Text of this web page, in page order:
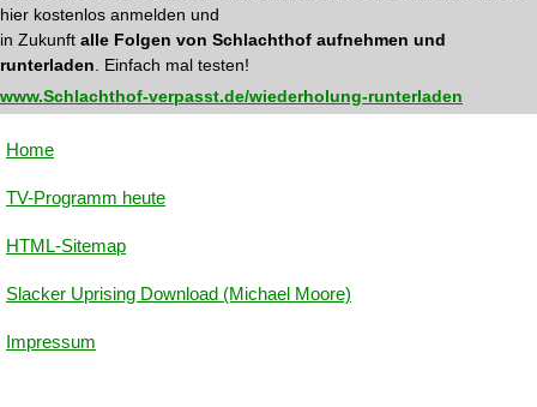
hier kostenlos anmelden und
in Zukunft alle Folgen von Schlachthof aufnehmen und
runterladen . Einfach mal testen!
www.Schlachthof-verpasst.de/wiederholung-runterladen
Home
TV-Programm heute
HTML-Sitemap
Slacker Uprising Download (Michael Moore)
Impressum